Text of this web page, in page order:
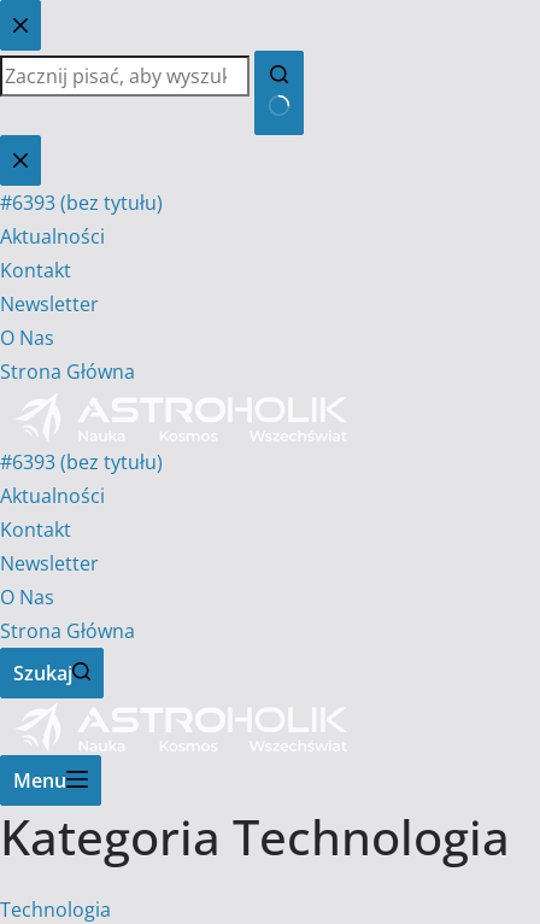
Przejdź
do
treści
Brak
wyników
#6393 (bez tytułu)
Aktualności
Kontakt
Newsletter
O Nas
Strona Główna
#6393 (bez tytułu)
Aktualności
Kontakt
Newsletter
O Nas
Strona Główna
Szukaj
Menu
Kategoria Technologia
Technologia